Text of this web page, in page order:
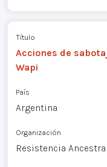
Título
Acciones de
Wapi
País
Argentina
Organización
Resistencia